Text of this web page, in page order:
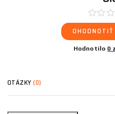
Hodnotilo 0
OTÁZKY(0)